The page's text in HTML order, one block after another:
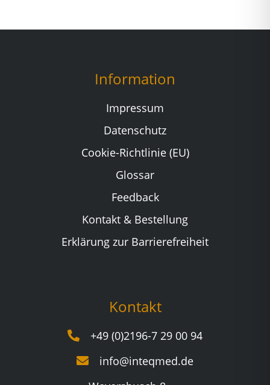
Information
Impressum
Datenschutz
Cookie-Richtlinie (EU)
Glossar
Feedback
Kontakt & Bestellung
Erklärung zur Barrierefreiheit
Kontakt
+49 (0)2196-7 29 00 94
info@inteqmed.de